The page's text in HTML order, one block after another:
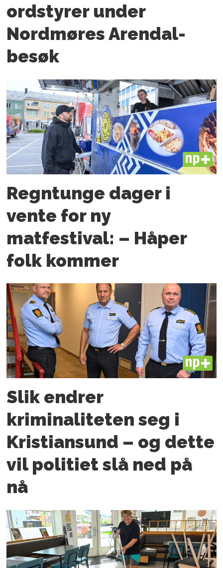
ordstyrer under
Nordmøres Arendal-
besøk
PLUS
Regntunge dager i
vente for ny
matfestival: – Håper
folk kommer
PLUS
Slik endrer
kriminaliteten seg i
Kristiansund – og dette
vil politiet slå ned på
nå